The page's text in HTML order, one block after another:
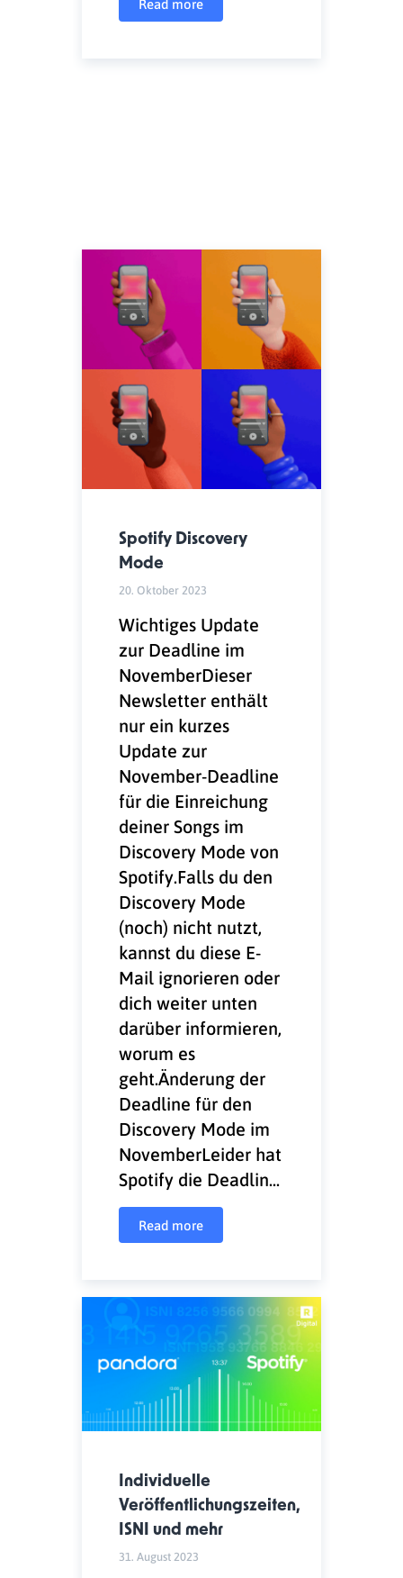
Spotify Discovery
Mode
20. Oktober 2023
Wichtiges Update
zur Deadline im
NovemberDieser
Newsletter enthält
nur ein kurzes
Update zur
November-Deadline
für die Einreichung
deiner Songs im
Discovery Mode von
Spotify.Falls du den
Discovery Mode
(noch) nicht nutzt,
kannst du diese E-
Mail ignorieren oder
dich weiter unten
darüber informieren,
worum es
geht.Änderung der
Deadline für den
Discovery Mode im
NovemberLeider hat
Spotify die Deadlin...
Read more
Individuelle
Veröffentlichungszeiten,
ISNI und mehr
31. August 2023